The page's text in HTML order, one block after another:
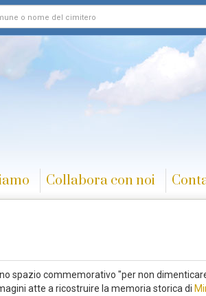
Collabora con noi
spazio commemorativo "per non
atte a ricostruire la memoria storica di